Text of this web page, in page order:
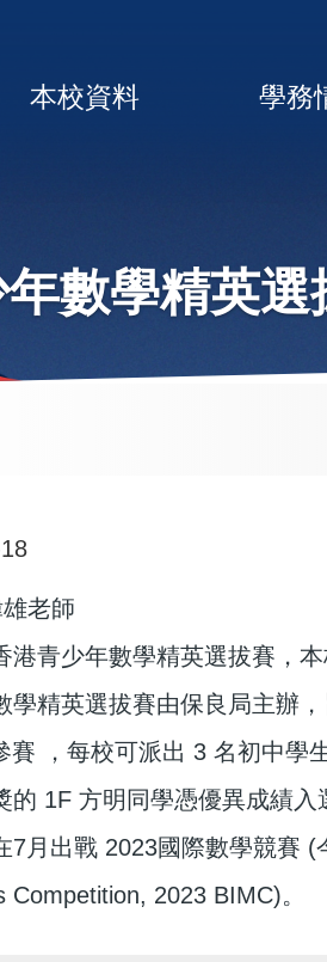
本校資料 學務
數學精英選
老師
港青少年數學精英選拔賽，
學精英選拔賽由保良局主辦
賽 ，每校可派出 3 名初中學
的 1F 方明同學憑優異成績
7月出戰 2023國際數學競賽
Competition, 2023 BIMC)。